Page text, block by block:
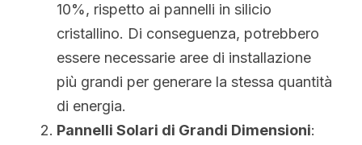
Vietnamita
Bengalese
Tailandese
Slovacco
10%, rispetto ai pannelli in silicio
cristallino. Di conseguenza, potrebbero
essere necessarie aree di installazione
più grandi per generare la stessa quantità
di energia.
Pannelli Solari di Grandi Dimensioni: